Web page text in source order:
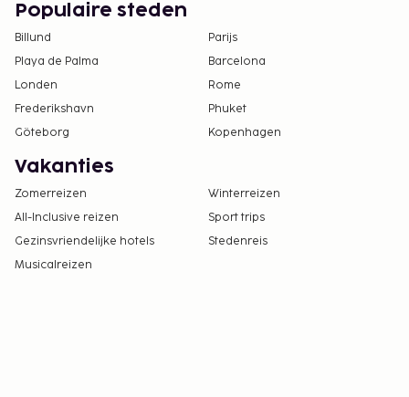
Populaire steden
Billund
Parijs
Playa de Palma
Barcelona
Londen
Rome
Frederikshavn
Phuket
Göteborg
Kopenhagen
Vakanties
Zomerreizen
Winterreizen
All-Inclusive reizen
Sport trips
Gezinsvriendelijke hotels
Stedenreis
Musicalreizen